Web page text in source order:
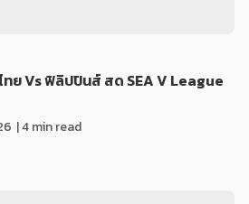
ย Vs ฟิลิปปินส์ สด SEA V League
| 4 min read